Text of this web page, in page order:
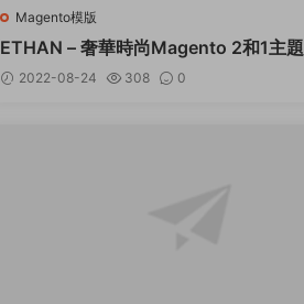
Magento模版
ETHAN – 奢華時尚Magento 2和1主
2022-08-24 308 0